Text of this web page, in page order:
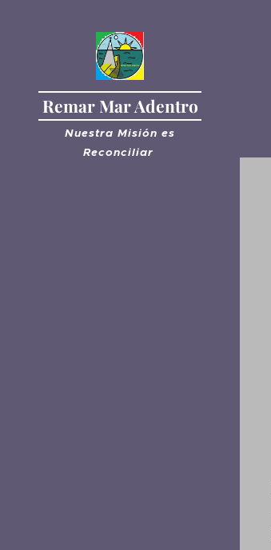
Remar Mar Adentro
Nuestra Misión es
Reconciliar